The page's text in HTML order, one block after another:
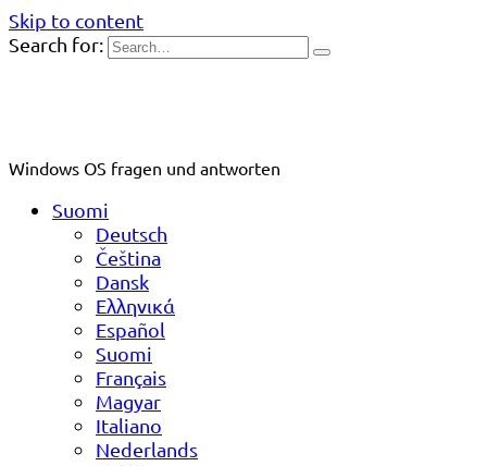
Skip to content
Search for:
Windows OS fragen und antworten
Suomi
Deutsch
Čeština
Dansk
Ελληνικά
Español
Suomi
Français
Magyar
Italiano
Nederlands